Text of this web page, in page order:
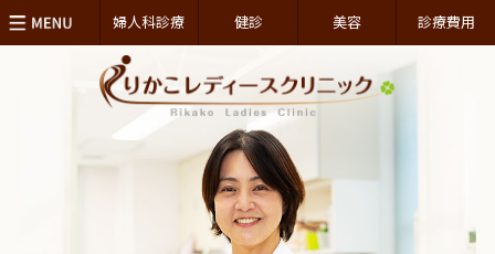
婦人科診療 健診 美容 診療費用